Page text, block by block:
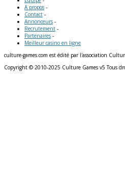
A propos -
Contact -
Annonceurs -
Recrutement -
Partenaires -
Meilleur casino en ligne
culture-games.com est édité par l'association
Copyright © 2010-2025 Culture Games v5 Tous